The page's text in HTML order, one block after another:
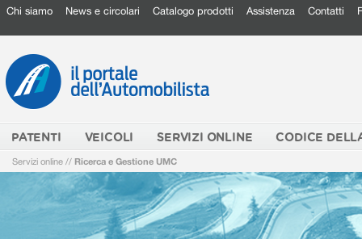
Chi siamo News e circolari Catalogo prodotti Assistenza Contatti
PATENTI VEICOLI SERVIZI ONLINE CODICE
Servizi online // Ricerca e Gestione UMC